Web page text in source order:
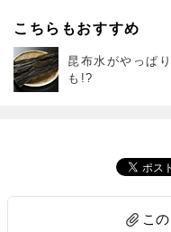
こちらもおすすめ
昆布水がやっぱ
も!?
この